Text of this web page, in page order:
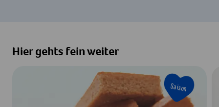
Hier gehts fein weiter
Saison